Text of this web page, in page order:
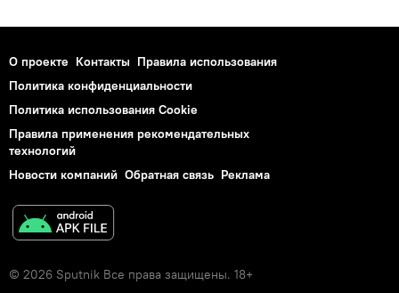
О проекте Контакты Правила использования
Политика конфиденциальности
Политика использования Cookie
Правила применения рекомендательных
технологий
Новости компаний Обратная связь Реклама
© 2026 Sputnik Все права защищены. 18+